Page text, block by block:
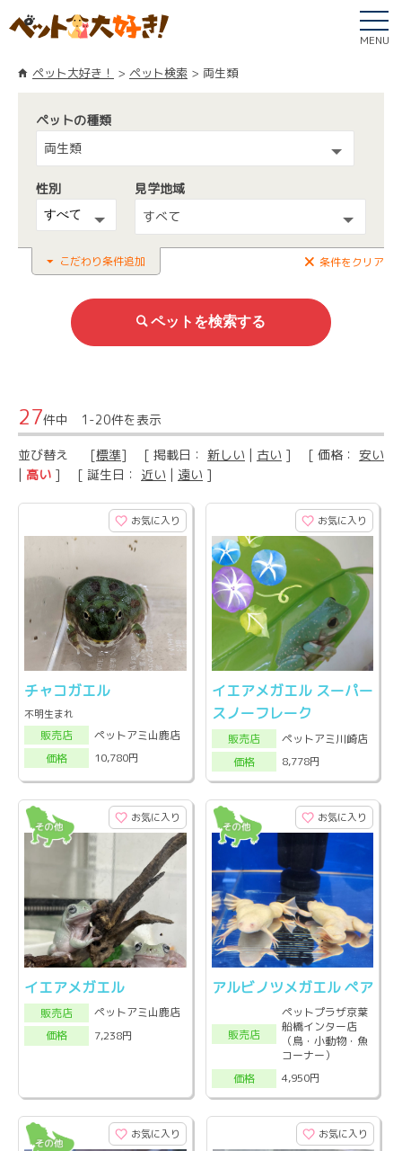
MENU
ペット大好き！ ペット検索 両生類
ペットの種類
両生類
性別
見学地域
すべて
こだわり条件追加 条件をクリア
27件中 1-20件を表示
並び替え [標準] [ 掲載日： 新しい | 古い ] [ 価格： 安い
| 高い ] [ 誕生日： 近い | 遠い ]
お気に入り
チャコガエル
不明生まれ
販売店
ペットアミ山鹿店
価格
10,780円
お気に入り
イエアメガエル スーパー
スノーフレーク
販売店
ペットアミ川崎店
価格
8,778円
お気に入り
イエアメガエル
販売店
ペットアミ山鹿店
価格
7,238円
お気に入り
アルビノツメガエル ペア
販売店
ペットプラザ京葉
船橋インター店
（鳥・小動物・魚
コーナー）
価格
4,950円
お気に入り お気に入り